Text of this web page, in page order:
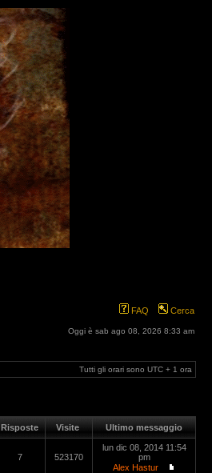
FAQ Cerca
Oggi è sab ago 08, 2026 8:33 am
Tutti gli orari sono UTC + 1 ora
Risposte Visite Ultimo messaggio
7 523170
lun dic 08, 2014 11:54
pm
Alex Hastur